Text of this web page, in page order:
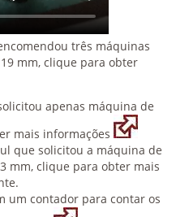
três máquinas
mm, clique para obter
apenas máquina de
mais informações
que solicitou a máquina de
mm, clique para obter mais
um contador para contar os